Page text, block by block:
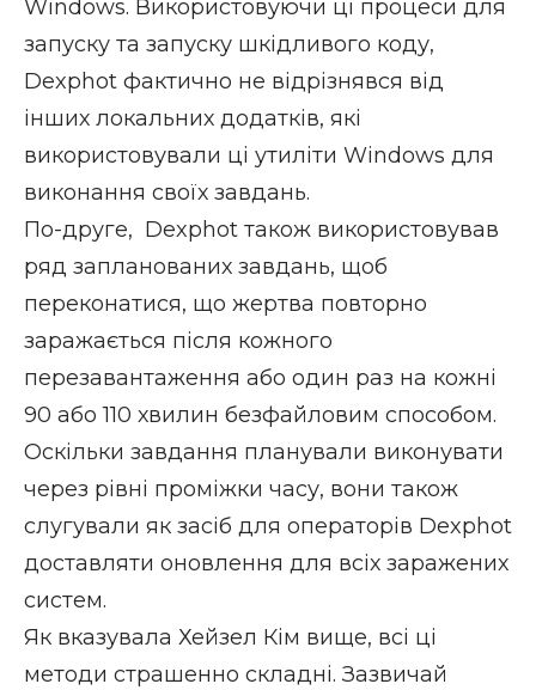
Windows. Використовуючи ці процеси для
запуску та запуску шкідливого коду,
Dexphot фактично не відрізнявся від
інших локальних додатків, які
використовували ці утиліти Windows для
виконання своїх завдань.
По-друге, Dexphot також використовував
ряд запланованих завдань, щоб
переконатися, що жертва повторно
заражається після кожного
перезавантаження або один раз на кожні
90 або 110 хвилин безфайловим способом.
Оскільки завдання планували виконувати
через рівні проміжки часу, вони також
слугували як засіб для операторів Dexphot
доставляти оновлення для всіх заражених
систем.
Як вказувала Хейзел Кім вище, всі ці
методи страшенно складні. Зазвичай